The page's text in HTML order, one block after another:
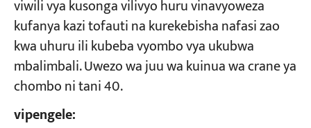
viwili vya kusonga vilivyo huru vinavyoweza
kufanya kazi tofauti na kurekebisha nafasi zao
kwa uhuru ili kubeba vyombo vya ukubwa
mbalimbali. Uwezo wa juu wa kuinua wa crane ya
chombo ni tani 40.
vipengele: